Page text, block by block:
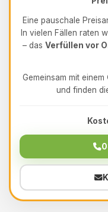
Eine pauschale
In vielen Fällen raten
– das Verfüllen vor
Gemeinsam mit einem
und finden